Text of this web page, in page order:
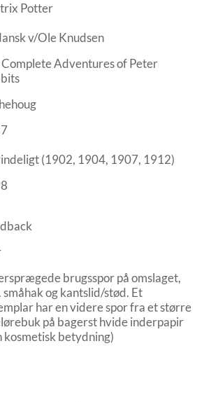
Potter
v/Ole Knudsen
Complete Adventures of Peter
(1902, 1904, 1907, 1912)
brugsspor på omslaget,
småhak og kantslid/stød. Et
har en videre spor fra et større
på bagerst hvide inderpapir
kosmetisk betydning)